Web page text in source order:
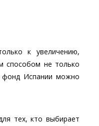
к увеличению,
способом не только
фонд Испании можно
тех, кто выбирает